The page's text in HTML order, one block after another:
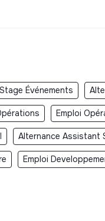
Stage Événements
Emploi
Alternance Assistant
Emploi